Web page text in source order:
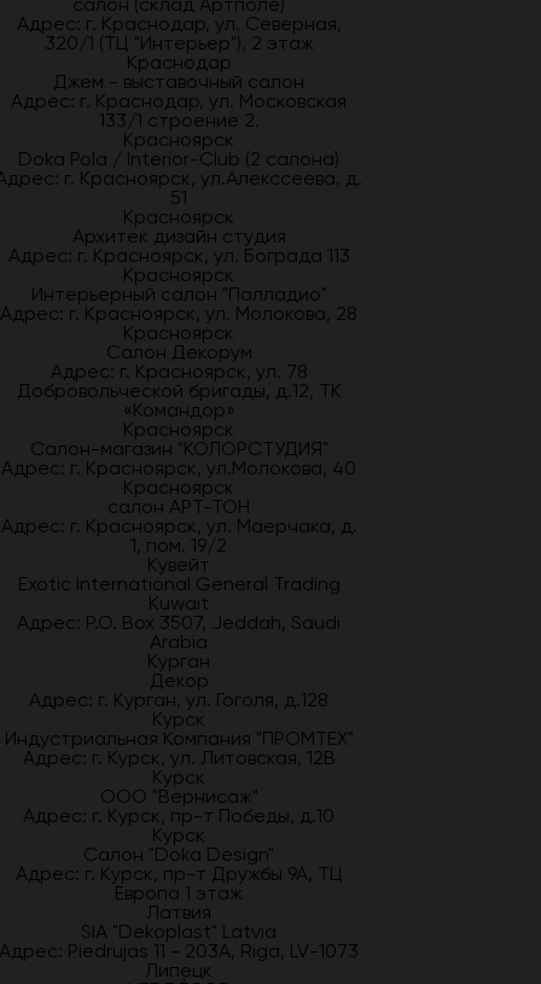
Адрес: г. Краснодар, ул. Северная,
320/1 (ТЦ "Интерьер"), 2 этаж
Краснодар
Джем - выставочный салон
Адрес: г. Краснодар, ул. Московская
133/1 строение 2.
Красноярск
Doka Pola / Interior-Club (2 салона)
г. Красноярск, ул.Алекссеева, д.
51
Красноярск
Архитек дизайн студия
Адрес: г. Красноярск, ул. Бограда 113
Красноярск
Интерьерный салон "Палладио"
Адрес: г. Красноярск, ул. Молокова, 28
Красноярск
Салон Декорум
Адрес: г. Красноярск, ул. 78
Добровольческой бригады, д.12, ТК
«Командор»
Красноярск
Салон-магазин "КОЛОРСТУДИЯ"
Адрес: г. Красноярск, ул.Молокова, 40
Красноярск
салон АРТ-ТОН
Адрес: г. Красноярск, ул. Маерчака, д.
1, пом. 19/2
Кувейт
Exotic International General Trading
Kuwait
Адрес: P.O. Box 3507, Jeddah, Saudi
Arabia
Курган
Декор
Адрес: г. Курган, ул. Гоголя, д.128
Курск
Индустриальная Компания "ПРОМТЕХ"
Адрес: г. Курск, ул. Литовская, 12В
Курск
ООО "Вернисаж"
Адрес: г. Курск, пр-т Победы, д.10
Курск
Салон "Doka Design"
Адрес: г. Курск, пр-т Дружбы 9А, ТЦ
Европа 1 этаж
Латвия
SIA "Dekoplast" Latvia
Адрес: Piedrujas 11 - 203A, Riga, LV-1073
Липецк